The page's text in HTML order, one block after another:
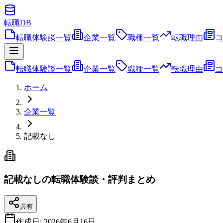
転職DB
転職体験談一覧
企業一覧 職種一覧 転職理由
転職体験談一覧 企業一覧 職種一覧 転職理由
ホーム
企業一覧
記載なし
記載なしの転職体験談・評判まとめ
共有